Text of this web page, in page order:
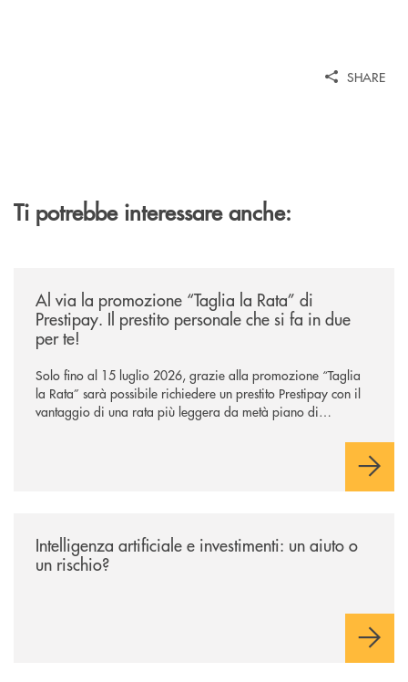
SHARE
Ti potrebbe interessare anche:
Al via la promozione “Taglia la Rata” di
Prestipay. Il prestito personale che si fa in due
per te!
Solo fino al 15 luglio 2026, grazie alla promozione “Taglia
la Rata” sarà possibile richiedere un prestito Prestipay con il
vantaggio di una rata più leggera da metà piano di
Intelligenza artificiale e investimenti: un aiuto o
un rischio?